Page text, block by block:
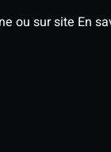
ou sur site En